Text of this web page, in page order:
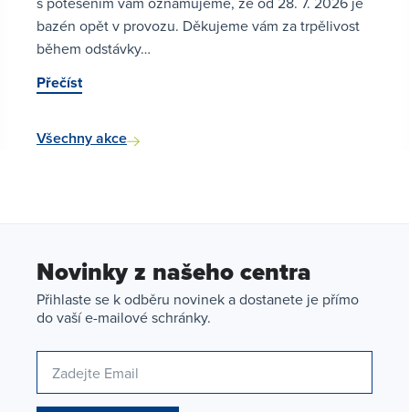
bazén opět v provozu. Děkujeme vám za trpělivost
během odstávky…
Přečíst
Všechny akce
Novinky z našeho centra
Přihlaste se k odběru novinek a dostanete je přímo
do vaší e-mailové schránky.